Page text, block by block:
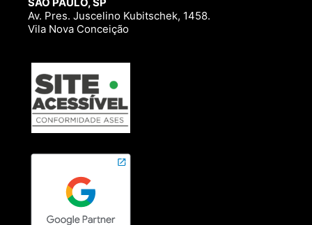
Av. Pres. Juscelino Kubitschek, 1458.
Vila Nova Conceição